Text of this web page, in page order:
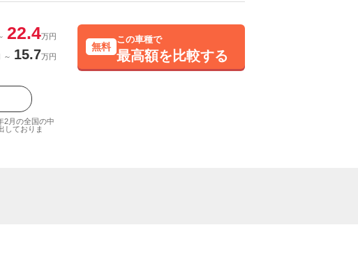
22.4万円
～ 15.7万円
2月の全国の中
しておりま
無料
この車種で
最高額を比較する